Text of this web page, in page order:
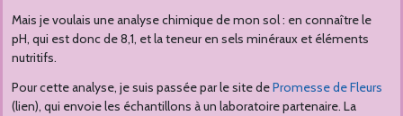
Mais je voulais une analyse chimique de mon sol : en connaître le
pH, qui est donc de 8,1, et la teneur en sels minéraux et éléments
nutritifs.
Pour cette analyse, je suis passée par le site dePromesse de Fleurs
(lien), qui envoie les échantillons à un laboratoire partenaire. La